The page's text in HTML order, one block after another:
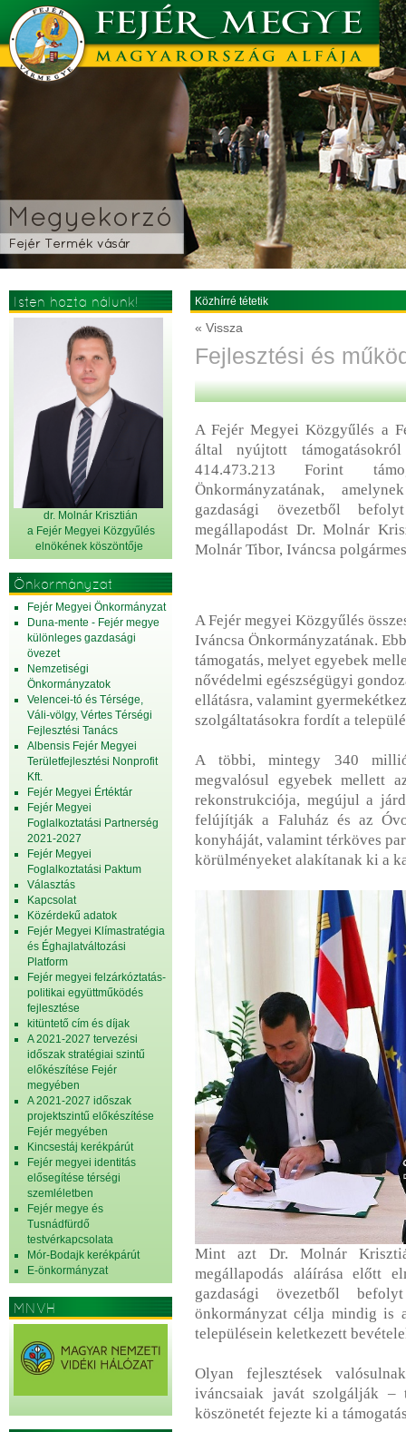
Isten hozta nálunk!
dr. Molnár Krisztián
a Fejér Megyei Közgyűlés
elnökének köszöntője
Önkormányzat
Fejér Megyei Önkormányzat
Duna-mente - Fejér megye
különleges gazdasági
övezet
Nemzetiségi
Önkormányzatok
Velencei-tó és Térsége,
Váli-völgy, Vértes Térségi
Fejlesztési Tanács
Albensis Fejér Megyei
Területfejlesztési Nonprofit
Kft.
Fejér Megyei Értéktár
Fejér Megyei
Foglalkoztatási Partnerség
2021-2027
Fejér Megyei
Foglalkoztatási Paktum
Választás
Kapcsolat
Közérdekű adatok
Fejér Megyei Klímastratégia
és Éghajlatváltozási
Platform
Fejér megyei felzárkóztatás-
politikai együttműködés
fejlesztése
kitüntető cím és díjak
A 2021-2027 tervezési
időszak stratégiai szintű
előkészítése Fejér
megyében
A 2021-2027 időszak
projektszintű előkészítése
Fejér megyében
Kincsestáj kerékpárút
Fejér megyei identitás
elősegítése térségi
szemléletben
Fejér megye és
Tusnádfürdő
testvérkapcsolata
Mór-Bodajk kerékpárút
E-önkormányzat
MNVH
Közhírré tétetik
« Vissza
Fejlesztési és
A Fejér Megyei Közgyűlés a
által nyújtott
414.473.213 Forint
Önkormányzatának,
gazdasági övezetből
megállapodást Dr. Molnár
Molnár Tibor, Iváncsa
A Fejér megyei Közgyűlés
Iváncsa Önkormányzatának.
támogatás, melyet egyebek
nővédelmi egészségügyi
ellátásra, valamint
szolgáltatásokra fordít a
A többi, mintegy 340
megvalósul egyebek mellett
rekonstrukciója, megújul a
felújítják a Faluház és az
konyháját, valamint térköves
körülményeket alakítanak ki a
Mint azt Dr. Molnár
megállapodás aláírása előtt
gazdasági övezetből
önkormányzat célja mindig is
településein keletkezett
Olyan fejlesztések
iváncsaiak javát szolgálják –
köszönetét fejezte ki a